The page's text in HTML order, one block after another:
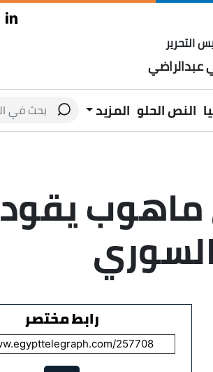
التحرير
النص الحلو المزيد
ماهوب يقود
رابط مختصر